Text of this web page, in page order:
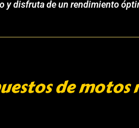
y disfruta de un rendimiento
de